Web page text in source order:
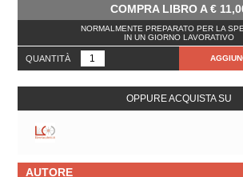
COMPRA LIBRO A€
NORMALMENTE PREPARATO PER LA
IN UN GIORNO LAVORATIVO
QUANTITÀ
OPPURE ACQUISTA SU
AUTORE